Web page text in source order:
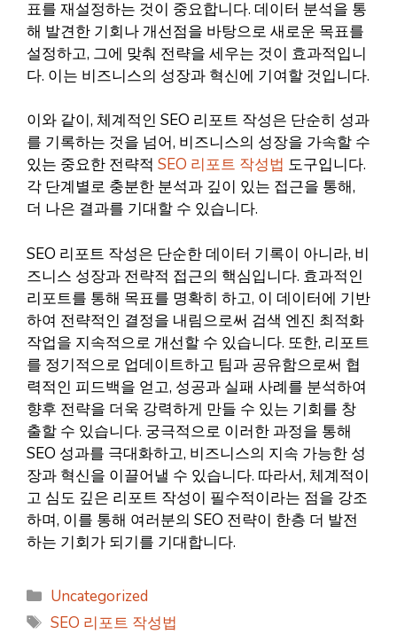
표를 재설정하는 것이 중요합니다. 데이터 분석을 통
해 발견한 기회나 개선점을 바탕으로 새로운 목표를
설정하고, 그에 맞춰 전략을 세우는 것이 효과적입니
다. 이는 비즈니스의 성장과 혁신에 기여할 것입니다.
이와 같이, 체계적인 SEO 리포트 작성은 단순히 성과
를 기록하는 것을 넘어, 비즈니스의 성장을 가속할 수
있는 중요한 전략적 SEO 리포트 작성법 도구입니다.
각 단계별로 충분한 분석과 깊이 있는 접근을 통해,
더 나은 결과를 기대할 수 있습니다.
SEO 리포트 작성은 단순한 데이터 기록이 아니라, 비
즈니스 성장과 전략적 접근의 핵심입니다. 효과적인
리포트를 통해 목표를 명확히 하고, 이 데이터에 기반
하여 전략적인 결정을 내림으로써 검색 엔진 최적화
작업을 지속적으로 개선할 수 있습니다. 또한, 리포트
를 정기적으로 업데이트하고 팀과 공유함으로써 협
력적인 피드백을 얻고, 성공과 실패 사례를 분석하여
향후 전략을 더욱 강력하게 만들 수 있는 기회를 창
출할 수 있습니다. 궁극적으로 이러한 과정을 통해
SEO 성과를 극대화하고, 비즈니스의 지속 가능한 성
장과 혁신을 이끌어낼 수 있습니다. 따라서, 체계적이
고 심도 깊은 리포트 작성이 필수적이라는 점을 강조
하며, 이를 통해 여러분의 SEO 전략이 한층 더 발전
하는 기회가 되기를 기대합니다.
카
테
Uncategorized
태
SEO 리포트 작성법